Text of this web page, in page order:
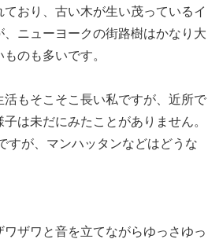
おり、古い木が生い茂っているイ
、ニューヨークの街路樹はかなり大
のも多いです。
もそこそこ長い私ですが、 近所で
は未だにみたことがありません。
すが、マンハッタンなどはどうな
ワザワと音を立てながらゆっさゆっ